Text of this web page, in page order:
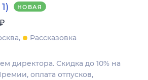
НОВАЯ
₽
Рассказовка
директора. Скидка до 10% на
оплата отпусков,